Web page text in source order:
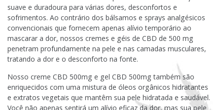
suave e duradoura para várias dores, desconfortos e
sofrimentos. Ao contrário dos bálsamos e sprays analgésicos
convencionais que fornecem apenas alívio temporário ao
mascarar a dor, nossos cremes e géis de CBD de 500 mg
penetram profundamente na pele e nas camadas musculares,
tratando a dor e o desconforto na fonte.
Nosso creme CBD 500mg e gel CBD 500mg também são
enriquecidos com uma mistura de óleos orgânicos hidratantes
e extratos vegetais que mantêm sua pele hidratada e saudável.
Você não apenas sentirá um alívio eficaz da dor, mas sua pele